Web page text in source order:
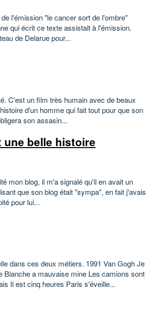
l'émission "le cancer sort de l'ombre"
qui écrit ce texte assistait à l'émission.
de Delarue pour...
C'est un film très humain avec de beaux
d'un homme qui fait tout pour que son
son assasin...
une belle histoire
mon blog, il m'a signalé qu'il en avait un
que son blog était "sympa", en fait j'avais
pour lui...
dans ces deux métiers. 1991 Van Gogh Je
Blanche a mauvaise mine Les camions sont
Il est cinq heures Paris s'éveille...